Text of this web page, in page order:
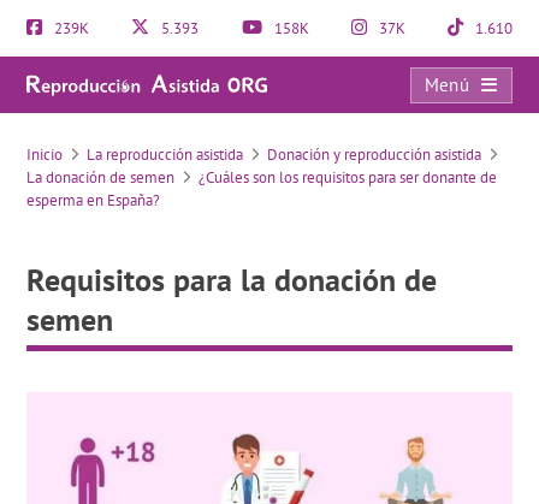
239K 5.393 158K 37K 1.610
Menú
Requisitos para la donación de semen
Inicio La reproducción asistida
Donación y reproducción asistida
La donación de semen
¿Cuáles son los requisitos para ser donante de
esperma en España?
Requisitos para la donación de
semen